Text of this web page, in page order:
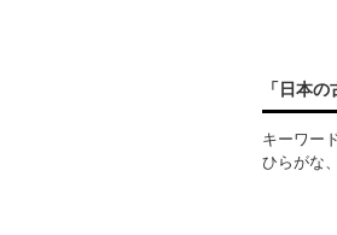
「日本
キーワー
ひらがな